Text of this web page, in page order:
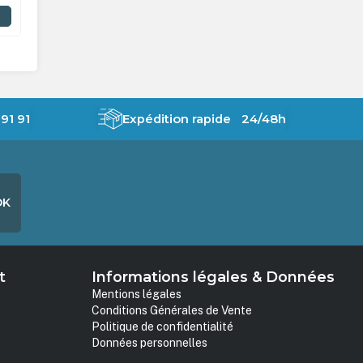
91 Expédition rapide 24/48h
Informations légales & Données
Mentions légales
Conditions Générales de Vente
Politique de confidentialité
Données personnelles